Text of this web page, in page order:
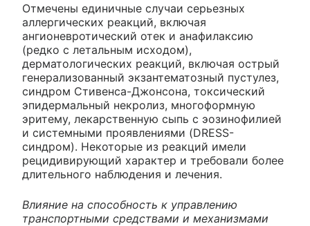
Отмечены единичные случаи серьезных
аллергических реакций, включая
ангионевротический отек и анафилаксию
(редко с летальным исходом),
дерматологических реакций, включая острый
генерализованный экзантематозный пустулез,
синдром Стивенса-Джонсона, токсический
эпидермальный некролиз, многоформную
эритему, лекарственную сыпь с эозинофилией
и системными проявлениями (DRESS-
синдром). Некоторые из реакций имели
рецидивирующий характер и требовали более
длительного наблюдения и лечения.
Влияние на способность к управлению
транспортными средствами и механизмами